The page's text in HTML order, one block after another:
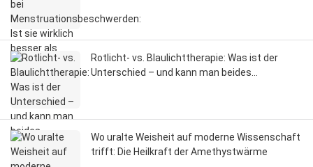
Rotlicht- vs. Blaulichttherapie: Was ist der
Unterschied – und kann man beides
Wo uralte Weisheit auf moderne Wissenschaft
trifft: Die Heilkraft der Amethystwärme